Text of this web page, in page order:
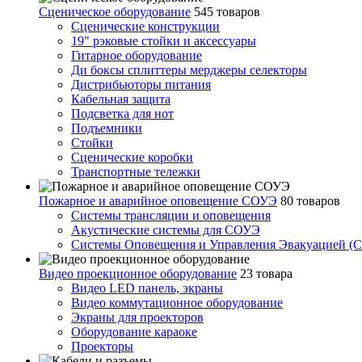
Сценическое оборудование 545 товаров
Сценические конструкции
19" рэковые стойки и аксесcуары
Гитарное оборудование
Ди боксы сплиттеры мерджеры селекторы
Дистрибьюторы питания
Кабельная защита
Подсветка для нот
Подъемники
Стойки
Сценические коробки
Транспортные тележки
Пожарное и аварийное оповещение СОУЭ 80 товаров
Cистемы трансляции и оповещения
Акустические системы для СОУЭ
Системы Оповещения и Управления Эвакуацией
Видео проекционное оборудование 23 товара
Видео LED панель, экраны
Видео коммутационное оборудование
Экраны для проекторов
Оборудование караоке
Проекторы